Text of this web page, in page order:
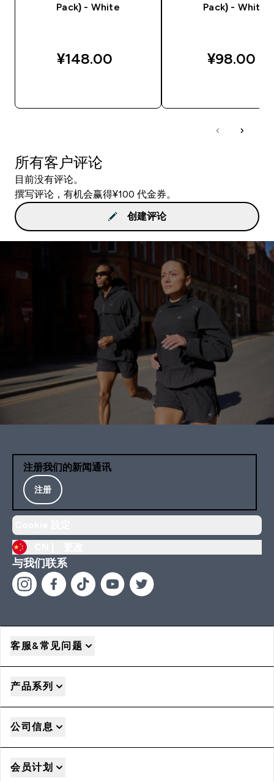
Pack) - White
¥148.00‎
Pack) - White
¥98.00‎
所有客户评论
目前没有评论。
撰写评论，有机会赢得¥100 代金券。
创建评论
注册我们的新闻通讯
注册
与我们联系
客服&常见问题
产品系列
公司信息
会员计划